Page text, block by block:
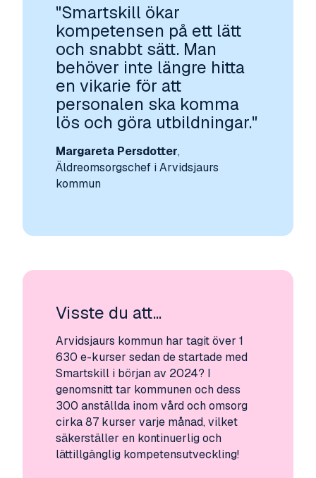
"Smartskill ökar
kompetensen på ett lätt
och snabbt sätt. Man
behöver inte längre hitta
en vikarie för att
personalen ska komma
lös och göra utbildningar."
Margareta Persdotter,
Äldreomsorgschef i Arvidsjaurs
kommun
Visste du att...
Arvidsjaurs kommun har tagit över 1
630 e-kurser sedan de startade med
Smartskill i början av 2024? I
genomsnitt tar kommunen och dess
300 anställda inom vård och omsorg
cirka 87 kurser varje månad, vilket
säkerställer en kontinuerlig och
lättillgänglig kompetensutveckling!